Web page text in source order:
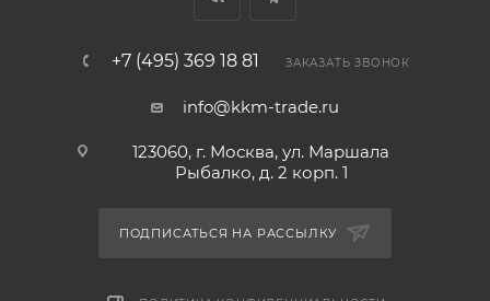
+7 (495) 369 18 81 ЗАКАЗАТЬ ЗВОНОК
info@kkm-trade.ru
123060, г. Москва, ул. Маршала
Рыбалко, д. 2 корп. 1
ПОДПИСАТЬСЯ НА РАССЫЛКУ